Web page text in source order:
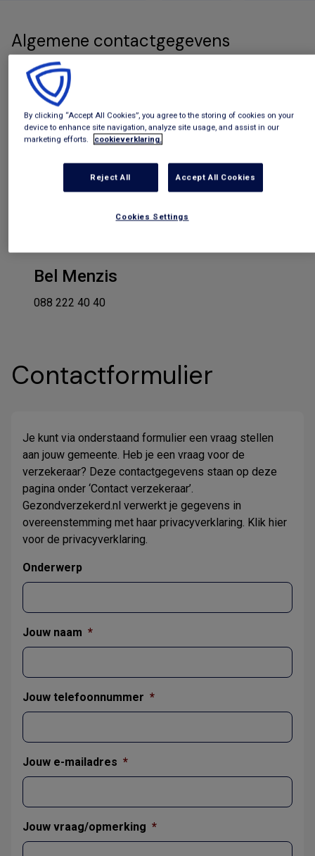
Algemene contactgegevens
Telefoonnummer
14 074
Adres
Burg. van der Dussenplein 1
7551 EB Hengelo
Bel Menzis
088 222 40 40
Contactformulier
Je kunt via onderstaand formulier een vraag stellen
aan jouw gemeente. Heb je een vraag voor de
verzekeraar? Deze contactgegevens staan op deze
pagina onder ‘Contact verzekeraar’.
Gezondverzekerd.nl verwerkt je gegevens in
overeenstemming met haar privacyverklaring. Klik hier
voor de privacyverklaring.
Onderwerp
Jouw naam *
Jouw telefoonnummer *
Jouw e-mailadres *
Jouw vraag/opmerking *
By clicking “Accept All Cookies”, you agree to the storing of cookies on your
device to enhance site navigation, analyze site usage, and assist in our
marketing efforts.
cookieverklaring.
Reject All Accept All Cookies
Cookies Settings